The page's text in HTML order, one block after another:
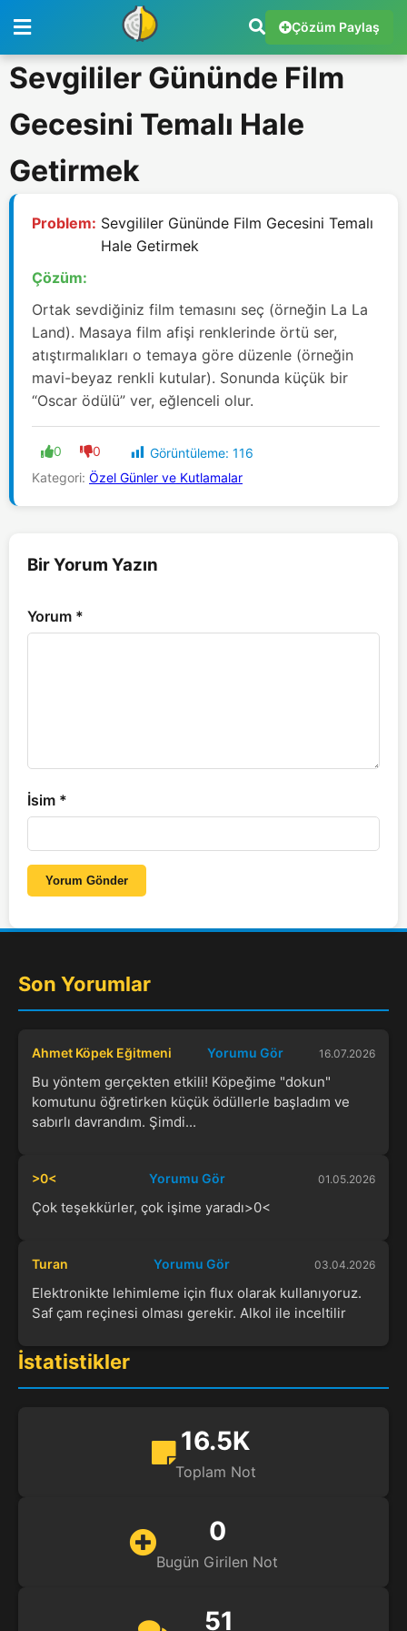
Çözüm Paylaş
Sevgililer Gününde Film
Gecesini Temalı Hale
Getirmek
Problem: Sevgililer Gününde Film Gecesini Temalı
Hale Getirmek
Çözüm:
Ortak sevdiğiniz film temasını seç (örneğin La La
Land). Masaya film afişi renklerinde örtü ser,
atıştırmalıkları o temaya göre düzenle (örneğin
mavi-beyaz renkli kutular). Sonunda küçük bir
“Oscar ödülü” ver, eğlenceli olur.
0 0 Görüntüleme: 116
Kategori: Özel Günler ve Kutlamalar
Bir Yorum Yazın
Yorum *
İsim *
Yorum Gönder
Son Yorumlar
Ahmet Köpek Eğitmeni Yorumu Gör 16.07.2026
Bu yöntem gerçekten etkili! Köpeğime "dokun"
komutunu öğretirken küçük ödüllerle başladım ve
sabırlı davrandım. Şimdi...
>0< Yorumu Gör 01.05.2026
Çok teşekkürler, çok işime yaradı>0<
Turan Yorumu Gör 03.04.2026
Elektronikte lehimleme için flux olarak kullanıyoruz.
Saf çam reçinesi olması gerekir. Alkol ile inceltilir
İstatistikler
16.5K
Toplam Not
0
Bugün Girilen Not
51